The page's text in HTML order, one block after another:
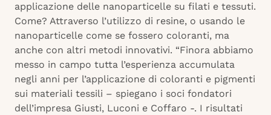
applicazione delle nanoparticelle su filati e tessuti.
Come? Attraverso l’utilizzo di resine, o usando le
nanoparticelle come se fossero coloranti, ma
anche con altri metodi innovativi. “Finora abbiamo
messo in campo tutta l’esperienza accumulata
negli anni per l’applicazione di coloranti e pigmenti
sui materiali tessili – spiegano i soci fondatori
dell’impresa Giusti, Luconi e Coffaro -. I risultati